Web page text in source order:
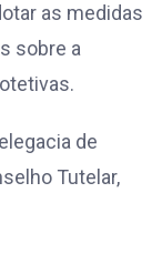
as medidas
sobre a
de
Tutelar,